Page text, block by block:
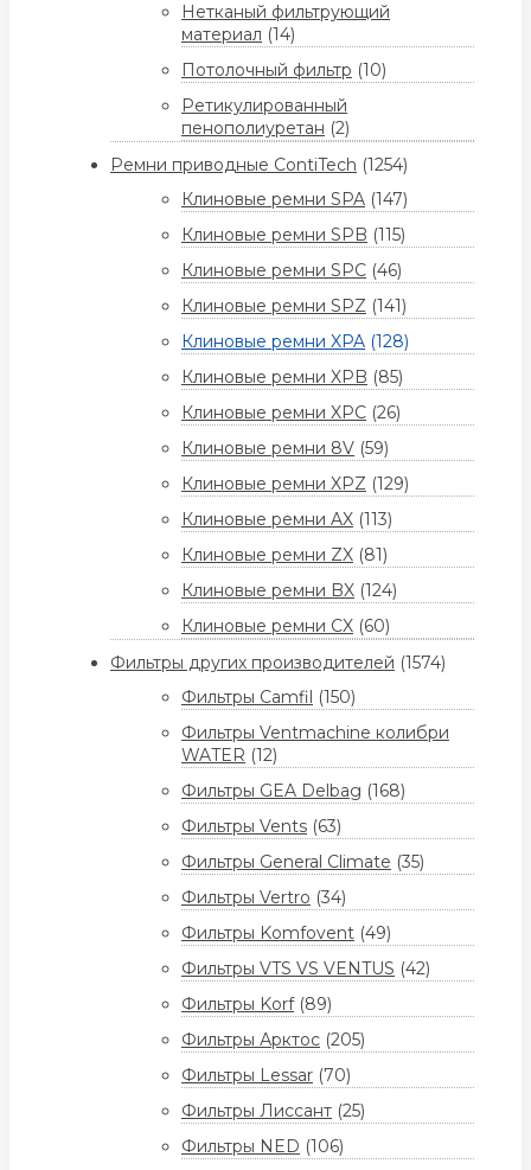
Нетканый фильтрующий
материал (14)
Потолочный фильтр (10)
Ретикулированный
пенополиуретан (2)
Ремни приводные ContiTech (1254)
Клиновые ремни SPA (147)
Клиновые ремни SPB (115)
Клиновые ремни SPC (46)
Клиновые ремни SPZ (141)
Клиновые ремни XPA (128)
Клиновые ремни XPB (85)
Клиновые ремни XPC (26)
Клиновые ремни 8V (59)
Клиновые ремни XPZ (129)
Клиновые ремни AX (113)
Клиновые ремни ZX (81)
Клиновые ремни BX (124)
Клиновые ремни CX (60)
Фильтры других производителей (1574)
Фильтры Camfil (150)
Фильтры Ventmachine колибри
WATER (12)
Фильтры GEA Delbag (168)
Фильтры Vents (63)
Фильтры General Climate (35)
Фильтры Vertro (34)
Фильтры Komfovent (49)
Фильтры VTS VS VENTUS (42)
Фильтры Korf (89)
Фильтры Арктос (205)
Фильтры Lessar (70)
Фильтры Лиссант (25)
Фильтры NED (106)